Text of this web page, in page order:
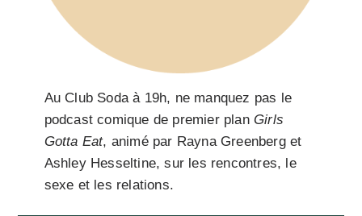
Au Club Soda à 19h, ne manquez pas le
podcast comique de premier planGirls
Gotta Eat, animé par Rayna Greenberg et
Ashley Hesseltine, sur les rencontres, le
sexe et les relations.